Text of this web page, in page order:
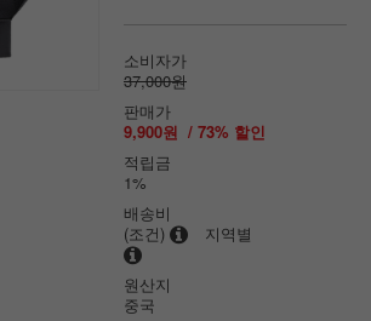
소비자가
37,000원
판매가
9,900원 / 73% 할인
적립금
1%
배송비
(조건)
지역별
원산지
중국